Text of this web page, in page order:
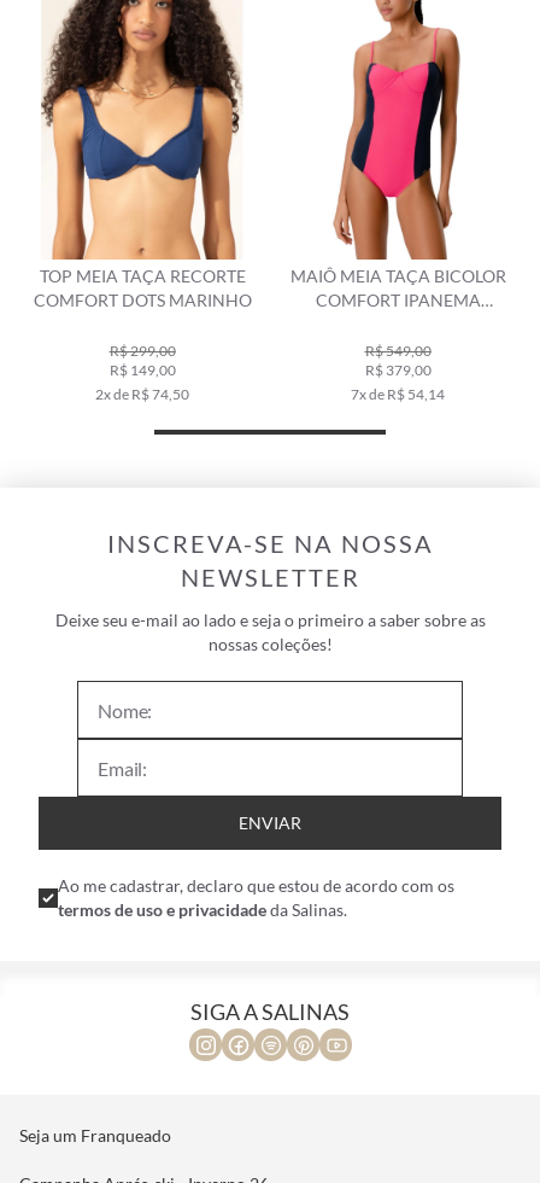
RECORTE
MARINHO
MAIÔ MEIA TAÇA BICOLOR
COMFORT IPANEMA
MAIÔ MEIA
INSCREVA-SE NA NOSSA
NEWSLETTER
Deixe seu e-mail ao lado e seja o primeiro a saber sobre as
nossas coleções!
ENVIAR
Ao me cadastrar, declaro que estou de acordo com os
termos de uso e privacidadeda Salinas.
SIGA A SALINAS
Seja um Franqueado